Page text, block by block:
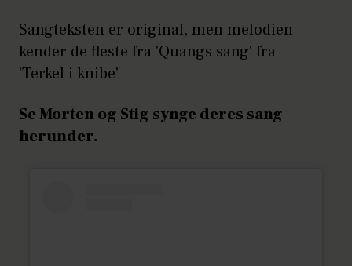
Sangteksten er original, men melodien
kender de fleste fra 'Quangs sang' fra
'Terkel i knibe'
Se Morten og Stig synge deres sang
herunder.